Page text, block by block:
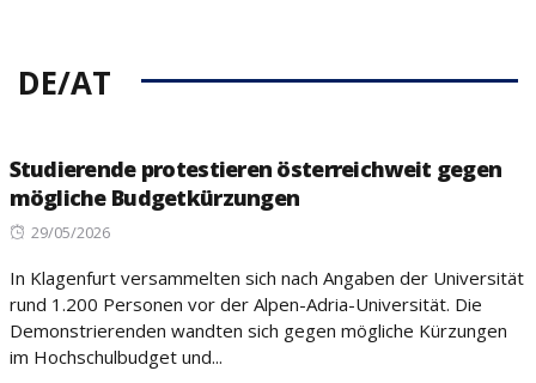
DE/AT
Studierende protestieren österreichweit gegen
mögliche Budgetkürzungen
Posted
29/05/2026
In Klagenfurt versammelten sich nach Angaben der Universität
rund 1.200 Personen vor der Alpen-Adria-Universität. Die
Demonstrierenden wandten sich gegen mögliche Kürzungen
im Hochschulbudget und...